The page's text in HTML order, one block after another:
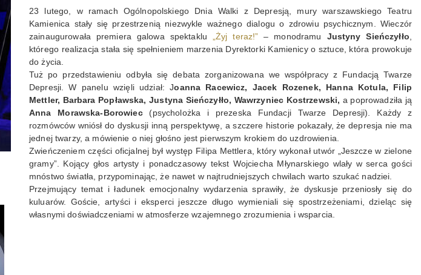
23 lutego, w ramach Ogólnopolskiego Dnia Walki z Depresją, mury warszawskiego Teatru
Kamienica stały się przestrzenią niezwykle ważnego dialogu o zdrowiu psychicznym. Wieczór
zainaugurowała premiera galowa spektaklu
„Żyj teraz!” – monodramu Justyny Sieńczyłło
którego realizacja stała się spełnieniem marzenia Dyrektorki Kamienicy o sztuce, która prowokuje
do życia.
Tuż po przedstawieniu odbyła się debata zorganizowana we współpracy z Fundacją Twarze
Depresji. W panelu wzięli udział: Joanna Racewicz, Jacek Rozenek, Hanna Kotula, Filip
Mettler, Barbara Popławska, Justyna Sieńczyłło, Wawrzyniec Kostrzewski, a poprowadziła ją
Anna Morawska-Borowiec(psycholożka i prezeska Fundacji Twarze Depresji). Każdy z
rozmówców wniósł do dyskusji inną perspektywę, a szczere historie pokazały, że depresja nie ma
jednej twarzy, a mówienie o niej głośno jest pierwszym krokiem do uzdrowienia.
Zwieńczeniem części oficjalnej był występ Filipa Mettlera, który wykonał utwór „Jeszcze w zielone
gramy”. Kojący głos artysty i ponadczasowy tekst Wojciecha Młynarskiego wlały w serca gości
mnóstwo światła, przypominając, że nawet w najtrudniejszych chwilach warto szukać nadziei.
Przejmujący temat i ładunek emocjonalny wydarzenia sprawiły, że dyskusje przeniosły się do
kuluarów. Goście, artyści i eksperci jeszcze długo wymieniali się spostrzeżeniami, dzieląc się
własnymi doświadczeniami w atmosferze wzajemnego zrozumienia i wsparcia.